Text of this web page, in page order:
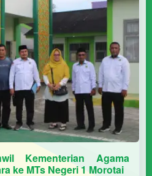
Kementerian Agama
ke MTs Negeri 1 Morotai